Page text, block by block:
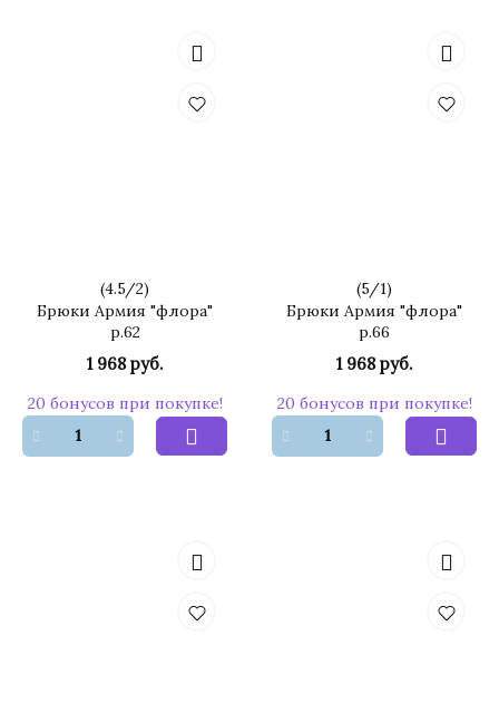
(4.5/2)
Брюки Армия "флора"
р.62
1 968 руб.
20 бонусов при покупке!
(5/1)
Брюки Армия "флора"
р.66
1 968 руб.
20 бонусов при покупке!